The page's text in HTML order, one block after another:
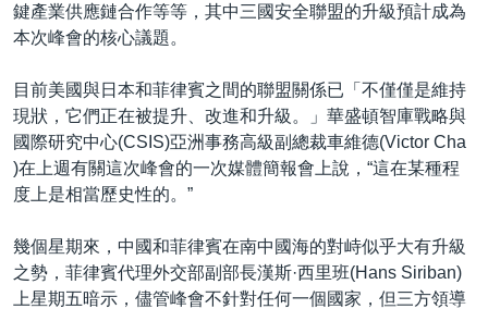
鍵產業供應鏈合作等等，其中三國安全聯盟的升級預計成為
本次峰會的核心議題。
目前美國與日本和菲律賓之間的聯盟關係已「不僅僅是維持
現狀，它們正在被提升、改進和升級。」華盛頓智庫戰略與
國際研究中心(CSIS)亞洲事務高級副總裁車維德(Victor Cha
)在上週有關這次峰會的一次媒體簡報會上說，“這在某種程
度上是相當歷史性的。”
幾個星期來，中國和菲律賓在南中國海的對峙似乎大有升級
之勢，菲律賓代理外交部副部長漢斯·西里班(Hans Siriban)
上星期五暗示，儘管峰會不針對任何一個國家，但三方領導